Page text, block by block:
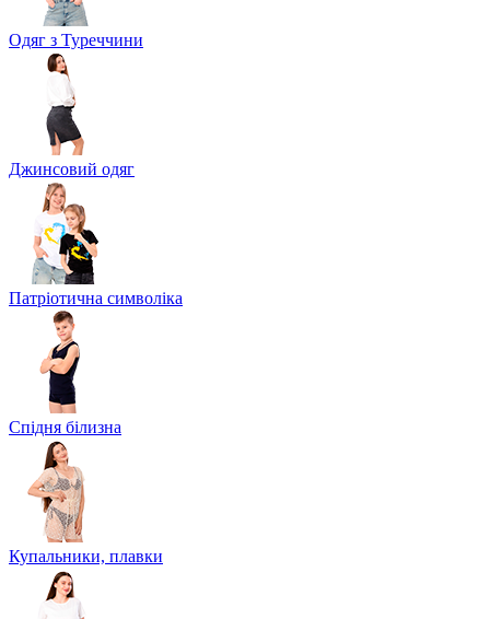
Одяг з Туреччини
Джинсовий одяг
Патріотична символіка
Спідня білизна
Купальники, плавки